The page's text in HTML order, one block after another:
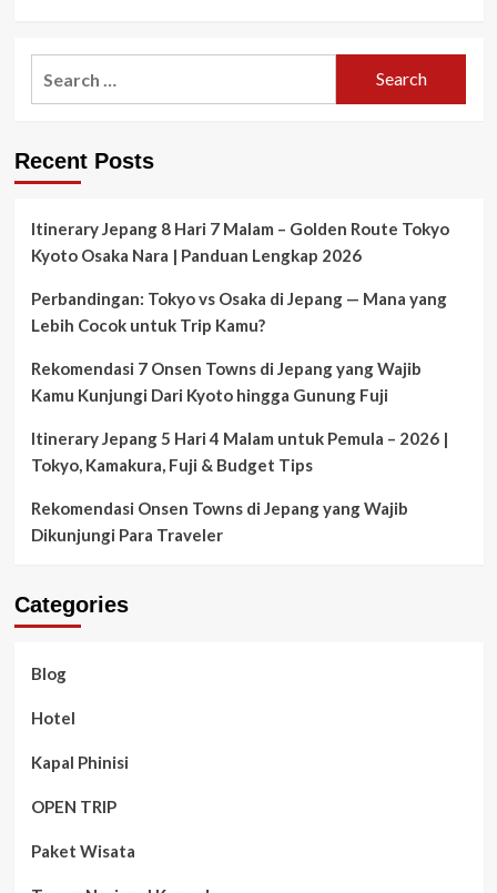
Recent Posts
Itinerary Jepang 8 Hari 7 Malam – Golden Route Tokyo
Kyoto Osaka Nara | Panduan Lengkap 2026
Perbandingan: Tokyo vs Osaka di Jepang — Mana yang
Lebih Cocok untuk Trip Kamu?
Rekomendasi 7 Onsen Towns di Jepang yang Wajib
Kamu Kunjungi Dari Kyoto hingga Gunung Fuji
Itinerary Jepang 5 Hari 4 Malam untuk Pemula – 2026 |
Tokyo, Kamakura, Fuji & Budget Tips
Rekomendasi Onsen Towns di Jepang yang Wajib
Dikunjungi Para Traveler
Categories
Blog
Hotel
Kapal Phinisi
OPEN TRIP
Paket Wisata